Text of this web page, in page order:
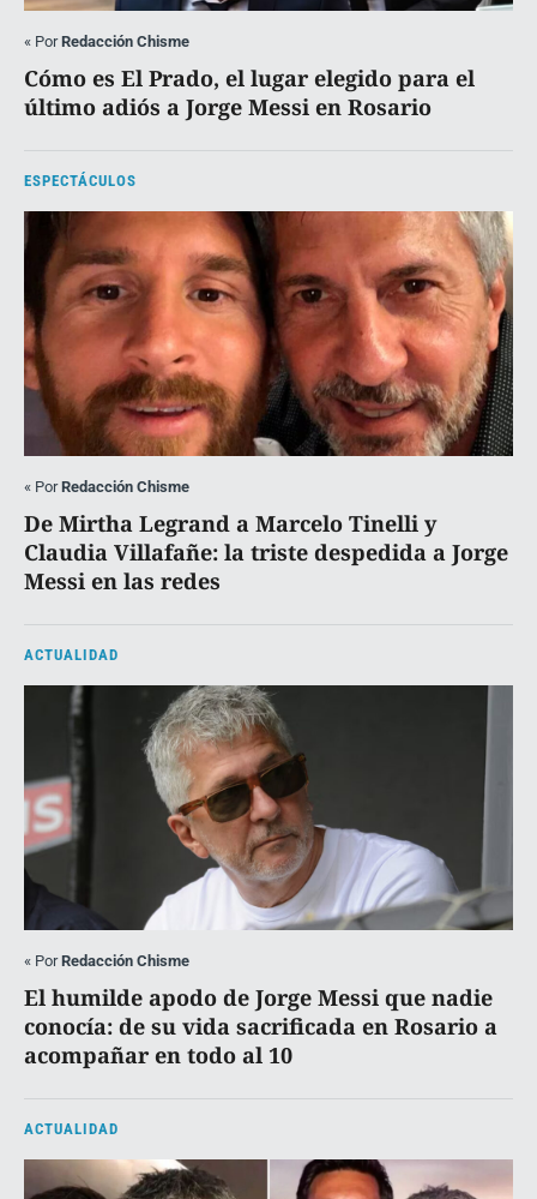
« PorRedacción Chisme
Cómo es El Prado, el lugar elegido para el
último adiós a Jorge Messi en Rosario
ESPECTÁCULOS
« PorRedacción Chisme
De Mirtha Legrand a Marcelo Tinelli y
Claudia Villafañe: la triste despedida a Jorge
Messi en las redes
ACTUALIDAD
« PorRedacción Chisme
El humilde apodo de Jorge Messi que nadie
conocía: de su vida sacrificada en Rosario a
acompañar en todo al 10
ACTUALIDAD